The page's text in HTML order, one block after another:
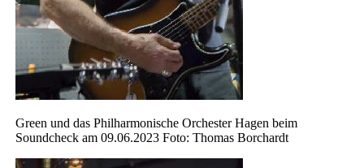
Green und das Philharmonische Orchester Hagen beim
Soundcheck am 09.06.2023 Foto: Thomas Borchardt